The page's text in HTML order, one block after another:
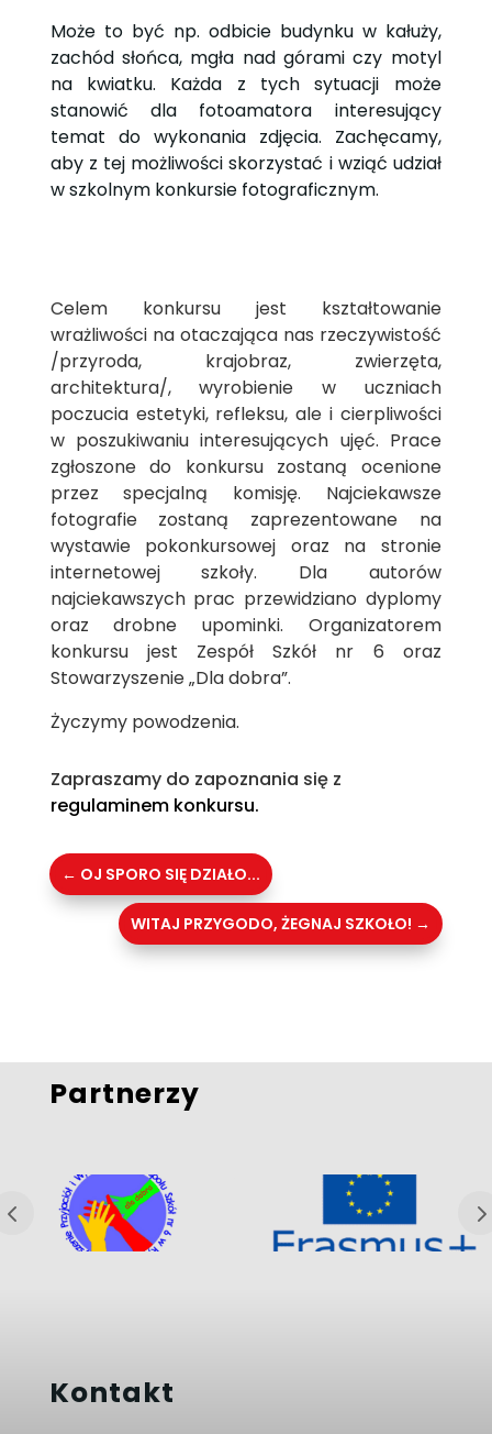
Może to być np. odbicie budynku w kałuży,
zachód słońca, mgła nad górami czy motyl
na kwiatku. Każda z tych sytuacji może
stanowić dla fotoamatora interesujący
temat do wykonania zdjęcia. Zachęcamy,
aby z tej możliwości skorzystać i wziąć udział
w szkolnym konkursie fotograficznym.
Celem konkursu jest kształtowanie
wrażliwości na otaczająca nas rzeczywistość
/przyroda, krajobraz, zwierzęta,
architektura/, wyrobienie w uczniach
poczucia estetyki, refleksu, ale i cierpliwości
w poszukiwaniu interesujących ujęć. Prace
zgłoszone do konkursu zostaną ocenione
przez specjalną komisję. Najciekawsze
fotografie zostaną zaprezentowane na
wystawie pokonkursowej oraz na stronie
internetowej szkoły. Dla autorów
najciekawszych prac przewidziano dyplomy
oraz drobne upominki. Organizatorem
konkursu jest Zespół Szkół nr 6 oraz
Stowarzyszenie „Dla dobra”.
Życzymy powodzenia.
Zapraszamy do zapoznania się z
regulaminem konkursu.
← OJ SPORO SIĘ DZIAŁO...
WITAJ PRZYGODO, ŻEGNAJ SZKOŁO! →
Partnerzy
Kontakt